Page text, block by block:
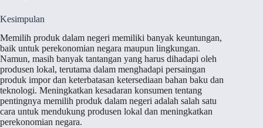
Kesimpulan
Memilih produk dalam negeri memiliki banyak keuntungan,
baik untuk perekonomian negara maupun lingkungan.
Namun, masih banyak tantangan yang harus dihadapi oleh
produsen lokal, terutama dalam menghadapi persaingan
produk impor dan keterbatasan ketersediaan bahan baku dan
teknologi. Meningkatkan kesadaran konsumen tentang
pentingnya memilih produk dalam negeri adalah salah satu
cara untuk mendukung produsen lokal dan meningkatkan
perekonomian negara.